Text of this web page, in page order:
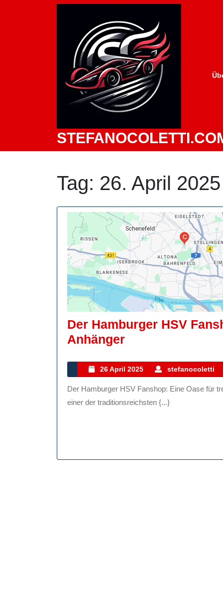
Tag: 26. April 2025
Der Hamburger HSV
AnhängerDer
HSV
Fanshop:
Treffpunkt
26 April 2025
26
April
2025
stefanocoletti
Der Hamburger HSV Fanshop: Eine Oase für treue Fans Der Hamburger SV, auch bekannt als HSV, ist
einer der traditionsreichsten {...}